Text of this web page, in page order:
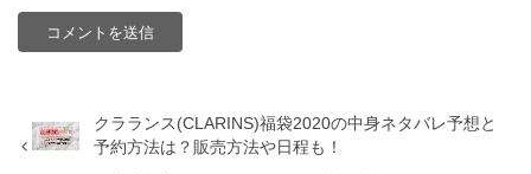
クラランス(CLARINS)福袋2020の中身ネタバレ予想と
予約方法は？販売方法や日程も！